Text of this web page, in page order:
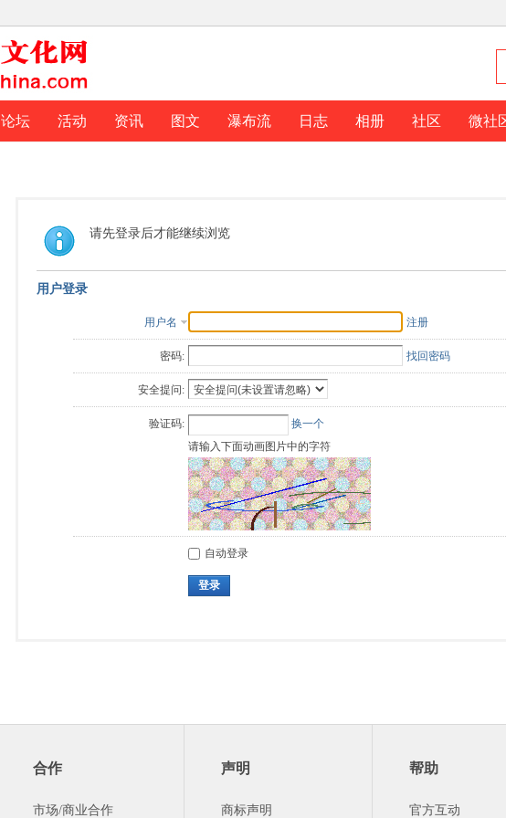
论坛 活动 资讯 图文 瀑布流 日志 相册 社区 微社
请先登录后才能继续浏览
用户登录
用户名 注册
密码: 找回密码
安全提问:
验证码:
换一个
请输入下面动画图片中的字符
自动登录
登录
合作
市场/商业合作
声明
商标声明
帮助
官方互动